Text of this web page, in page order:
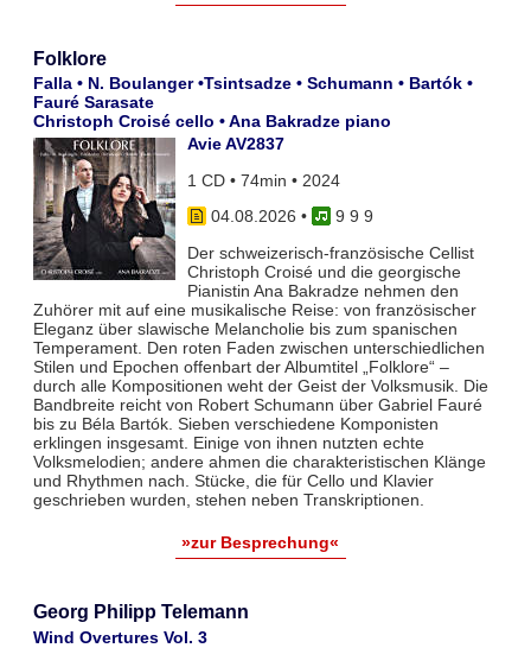
Folklore
Falla • N. Boulanger •Tsintsadze • Schumann • Bartók •
Fauré Sarasate
Christoph Croisé cello • Ana Bakradze piano
Avie AV2837
1 CD • 74min • 2024
04.08.2026 •
9 9 9
Der schweizerisch-französische Cellist
Christoph Croisé und die georgische
Pianistin Ana Bakradze nehmen den
Zuhörer mit auf eine musikalische Reise: von französischer
Eleganz über slawische Melancholie bis zum spanischen
Temperament. Den roten Faden zwischen unterschiedlichen
Stilen und Epochen offenbart der Albumtitel „Folklore“ –
durch alle Kompositionen weht der Geist der Volksmusik. Die
Bandbreite reicht von Robert Schumann über Gabriel Fauré
bis zu Béla Bartók. Sieben verschiedene Komponisten
erklingen insgesamt. Einige von ihnen nutzten echte
Volksmelodien; andere ahmen die charakteristischen Klänge
und Rhythmen nach. Stücke, die für Cello und Klavier
geschrieben wurden, stehen neben Transkriptionen.
»zur Besprechung«
Georg Philipp Telemann
Wind Overtures Vol. 3